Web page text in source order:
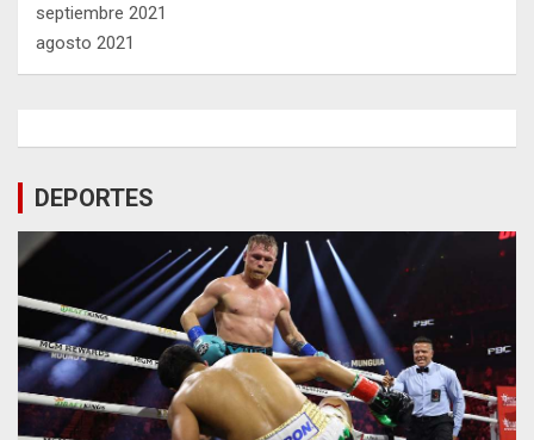
septiembre 2021
agosto 2021
DEPORTES